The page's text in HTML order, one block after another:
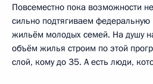
Повсеместно пока возможности
сильно подтягиваем
жильём молодых семей. На душу
объём жилья строим по этой
слой, кому до 35. А есть люди,